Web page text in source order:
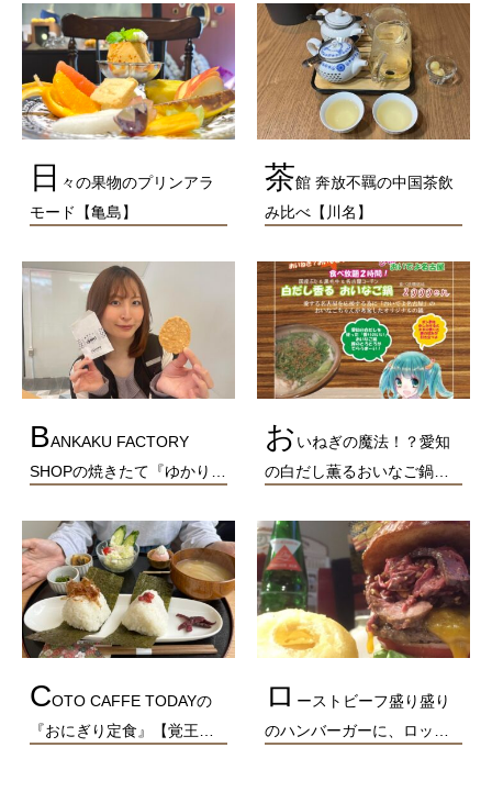
日
々の果物のプリンアラ
モード【亀島】
茶館 奔放不羈の中国茶飲
み比べ【川名】
BANKAKU FACTORY
SHOPの焼きたて『ゆかり…
おいねぎの魔法！？愛知
の白だし薫るおいなご鍋…
COTO CAFFE TODAYの
『おにぎり定食』【覚王…
ロ ーストビーフ盛り盛り
のハンバーガーに、ロッ…